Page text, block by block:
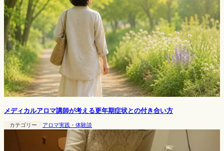
メディカルアロマ講師が考える更年期症状との付き合い方
カテゴリー アロマ実践・体験談